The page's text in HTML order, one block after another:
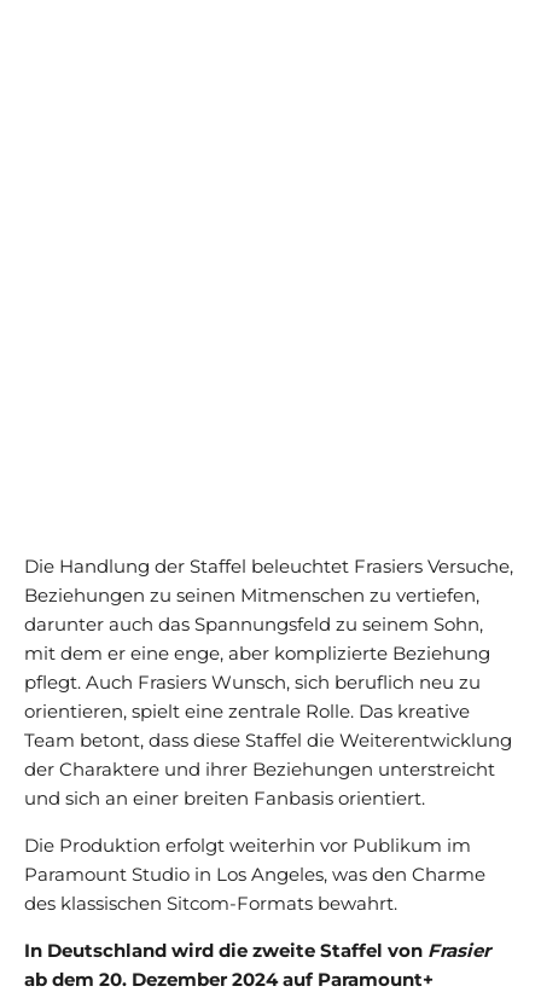
Die Handlung der Staffel beleuchtet Frasiers Versuche,
Beziehungen zu seinen Mitmenschen zu vertiefen,
darunter auch das Spannungsfeld zu seinem Sohn,
mit dem er eine enge, aber komplizierte Beziehung
pflegt. Auch Frasiers Wunsch, sich beruflich neu zu
orientieren, spielt eine zentrale Rolle. Das kreative
Team betont, dass diese Staffel die Weiterentwicklung
der Charaktere und ihrer Beziehungen unterstreicht
und sich an einer breiten Fanbasis orientiert.
Die Produktion erfolgt weiterhin vor Publikum im
Paramount Studio in Los Angeles, was den Charme
des klassischen Sitcom-Formats bewahrt.
In Deutschland wird die zweite Staffel von Frasier
ab dem 20. Dezember 2024 auf Paramount+